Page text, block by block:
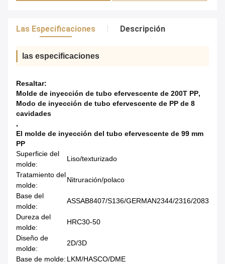
Las Especificaciones Descripción
las especificaciones
Resaltar:
Molde de inyección de tubo efervescente de 200T PP,
Modo de inyección de tubo efervescente de PP de 8
cavidades
,
El molde de inyección del tubo efervescente de 99 mm
PP
Superficie del
molde:
Liso/texturizado
Tratamiento del
molde:
Nitruración/polaco
Base del
molde:
ASSAB8407/S136/GERMAN2344/2316/2083
Dureza del
molde:
HRC30-50
Diseño de
molde:
2D/3D
Base de molde: LKM/HASCO/DME